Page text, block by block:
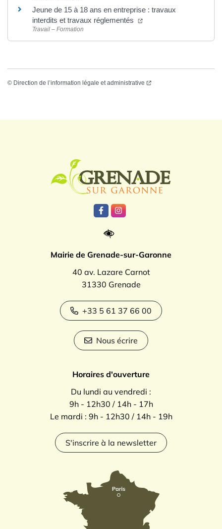
Jeune de 15 à 18 ans en entreprise : travaux
interdits et travaux réglementés
Travail – Formation
© Direction de l’information légale et administrative
Lien vers le compte Facebook
Lien vers le compte
Mairie de Grenade-sur-Garonne
40 av. Lazare Carnot
31330 Grenade
+33 5 61 37 66 00
Nous écrire
Horaires d'ouverture
Du lundi au vendredi :
9h - 12h30 / 14h - 17h
Le mardi : 9h - 12h30 / 14h - 19h
S'inscrire à la newsletter